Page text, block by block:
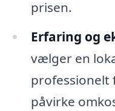
prisen.
Erfaring og
vælger en
professionelt
påvirke